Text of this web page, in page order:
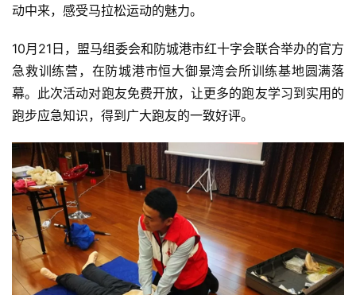
比
赛
观
察
装
备
训
动中来，感受马拉松运动的魅力。
10月21日，盟马组委会和防城港市红十字会联合举办的官方
急救训练营，在防城港市恒大御景湾会所训练基地圆满落
幕。此次活动对跑友免费开放，让更多的跑友学习到实用的
跑步应急知识，得到广大跑友的一致好评。